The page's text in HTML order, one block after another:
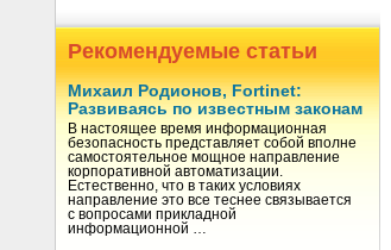
Рекомендуемые статьи
Михаил Родионов, Fortinet:
Развиваясь по известным законам
В настоящее время информационная
безопасность представляет собой вполне
самостоятельное мощное направление
корпоративной автоматизации.
Естественно, что в таких условиях
направление это все теснее связывается
с вопросами прикладной
информационной …